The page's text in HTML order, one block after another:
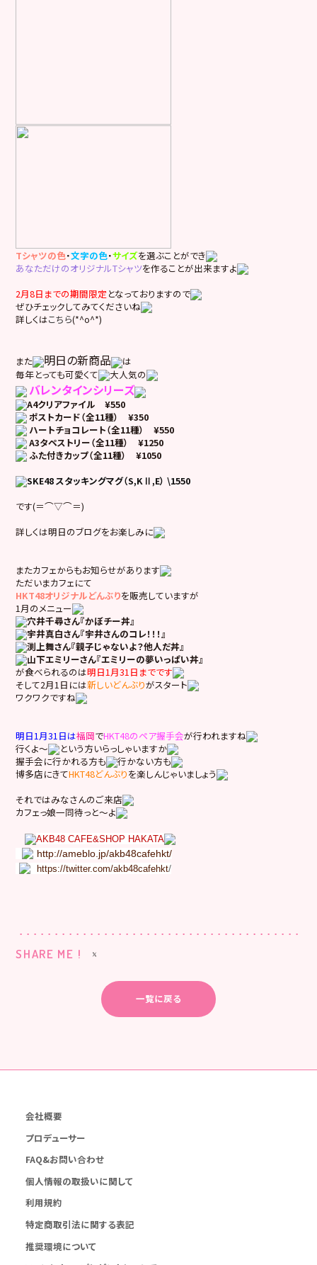
Tシャツの色・文字の色・サイズを選ぶことができ
あなただけのオリジナルTシャツを作ることが出来ますよ
2月8日までの期間限定 となっておりますので
ぜひチェックしてみてくださいね
詳しくはこちら(*^o^*)
また 明日の新商品
は
毎年とっても可愛くて
大人気の
バレンタインシリーズ
A4クリアファイル ¥550
ポストカード（全11種） ¥350
ハートチョコレート（全11種） ¥550
A3タペストリー（全11種） ¥1250
ふた付きカップ（全11種） ¥1050
SKE48 スタッキングマグ（S,KⅡ,E） \1550
です(＝⌒▽⌒＝)
詳しくは明日のブログをお楽しみに
またカフェからもお知らせがあります
ただいまカフェにて
HKT48オリジナルどんぶりを販売していますが
1月のメニュー
穴井千尋さん『かぼチー丼』
宇井真白さん『宇井さんのコレ！！！』
渕上舞さん『親子じゃないよ？他人だ丼』
山下エミリーさん『エミリーの夢いっぱい丼』
が食べられるのは明日1月31日までです
そして2月1日には新しいどんぶりがスタート
ワクワクですね
明日1月31日は福岡でHKT48のペア握手会が行われますね
行くよ～
という方いらっしゃいますか
握手会に行かれる方も
行かない方も
博多店にきてHKT48どんぶりを楽しんじゃいましょう
それではみなさんのご来店
カフェっ娘一同待っと～よ
AKB48 CAFE&SHOP HAKATA
http://ameblo.jp/akb48cafehkt/
https://twitter.com/akb48cafehkt/
SHARE ME !
一覧に戻る
会社概要
プロデューサー
FAQ&お問い合わせ
個人情報の取扱いに関して
利用規約
特定商取引法に関する表記
推奨環境について